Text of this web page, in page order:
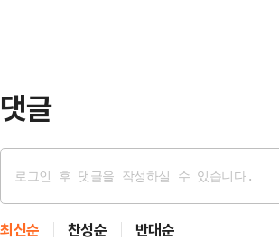
댓글
최신순 찬성순 반대순